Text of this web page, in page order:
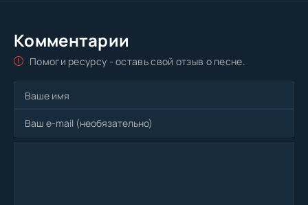
Комментарии
Помоги ресурсу - оставь свой отзыв о песне.